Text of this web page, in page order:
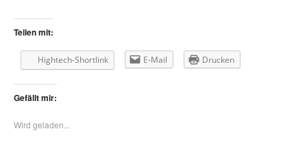
Teilen mit:
Hightech-Shortlink E-Mail Drucken
Gefällt mir:
Wird geladen...